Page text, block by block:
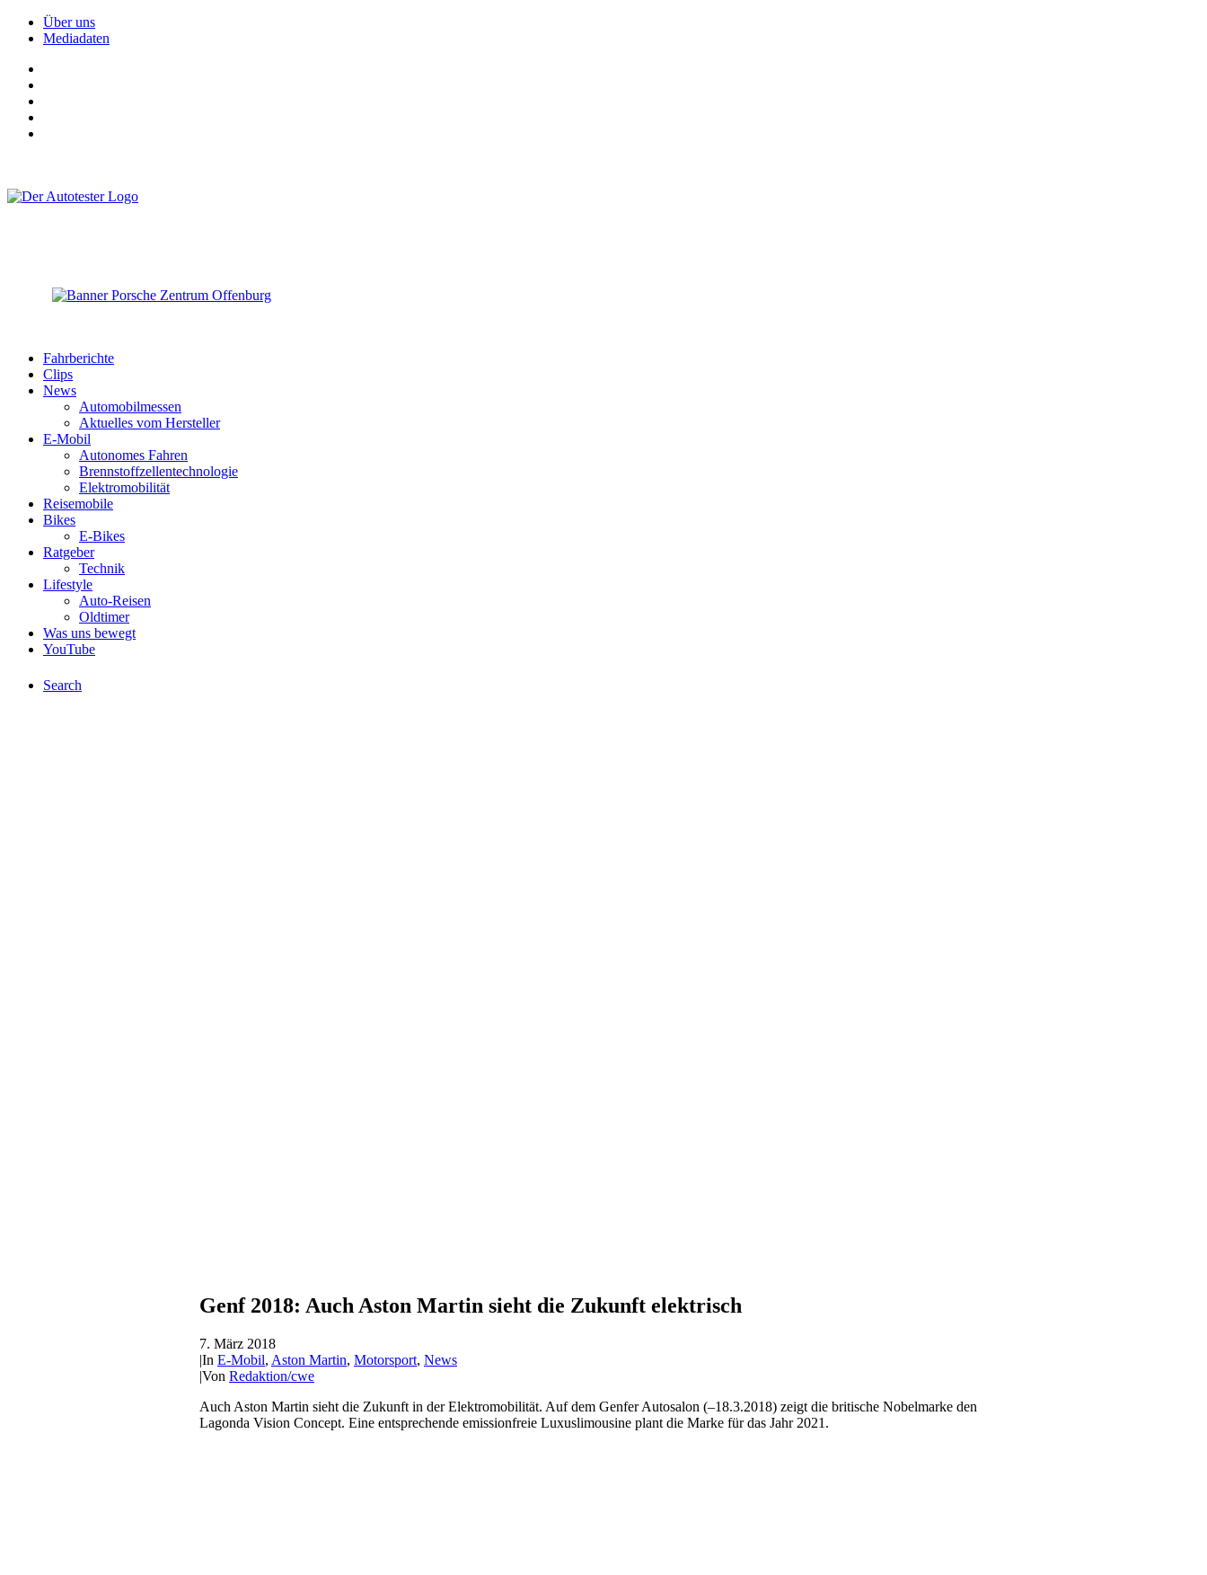
Über uns
Mediadaten
Fahrberichte
Clips
News
Automobilmessen
Aktuelles vom Hersteller
E-Mobil
Autonomes Fahren
Brennstoffzellentechnologie
Elektromobilität
Reisemobile
Bikes
E-Bikes
Ratgeber
Technik
Lifestyle
Auto-Reisen
Oldtimer
Was uns bewegt
YouTube
Search
Genf 2018: Auch Aston Martin sieht die Zukunft elektrisch
7. März 2018
|In E-Mobil, Aston Martin, Motorsport, News
|Von Redaktion/cwe
Auch Aston Martin sieht die Zukunft in der Elektromobilität. Auf dem Genfer Autosalon (–18.3.2018) zeigt die britische Nobelmarke den
Lagonda Vision Concept. Eine entsprechende emissionfreie Luxuslimousine plant die Marke für das Jahr 2021.